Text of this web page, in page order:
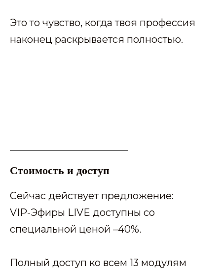
Это то чувство, когда твоя профессия
наконец раскрывается полностью.
Стоимость и доступ
Сейчас действует предложение:
VIP-Эфиры LIVE доступны со
специальной ценой –40%.
Полный доступ ко всем 13 модулям